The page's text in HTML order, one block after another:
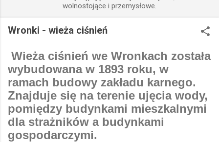
wolnostojące i przemysłowe.
Wronki - wieża ciśnień
Wieża ciśnień we Wronkach została
wybudowana w 1893 roku, w
ramach budowy zakładu karnego.
Znajduje się na terenie ujęcia wody,
pomiędzy budynkami mieszkalnymi
dla strażników a budynkami
gospodarczymi.